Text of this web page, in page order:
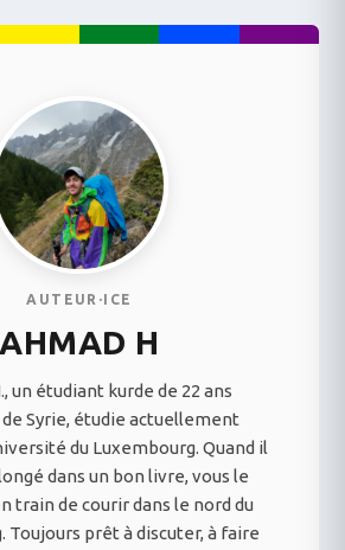
AUTEUR·ICE
AHMAD H
un étudiant kurde de 22 ans
Syrie, étudie actuellement
du Luxembourg. Quand il
dans un bon livre, vous le
train de courir dans le nord du
Toujours prêt à discuter, à faire